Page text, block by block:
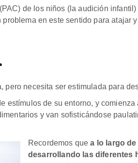
de los niños (la audición
en este sentido para atajar
necesita ser estimulada para
estímulos de su entorno, y
y van sofisticándose
Recordemos quea lo largo
desarrollando las diferentes